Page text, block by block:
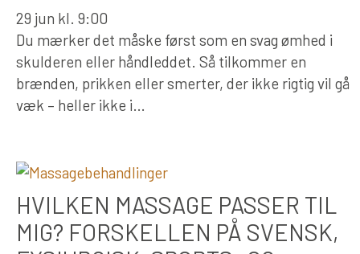
29 jun kl. 9:00
Du mærker det måske først som en svag ømhed i
skulderen eller håndleddet. Så tilkommer en
brænden, prikken eller smerter, der ikke rigtig vil gå
væk – heller ikke i…
HVILKEN MASSAGE PASSER TIL
MIG? FORSKELLEN PÅ SVENSK,